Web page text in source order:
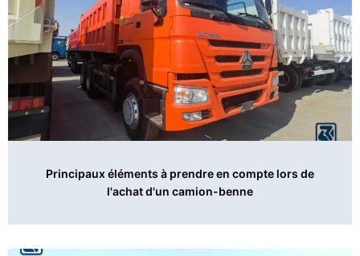
Principaux éléments à prendre en compte lors de
l'achat d'un camion-benne